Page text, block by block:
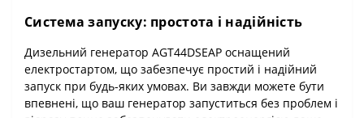
Система запуску: простота і надійність
Дизельний генератор AGT44DSEAP оснащений
електростартом, що забезпечує простий і надійний
запуск при будь-яких умовах. Ви завжди можете бути
впевнені, що ваш генератор запуститься без проблем і